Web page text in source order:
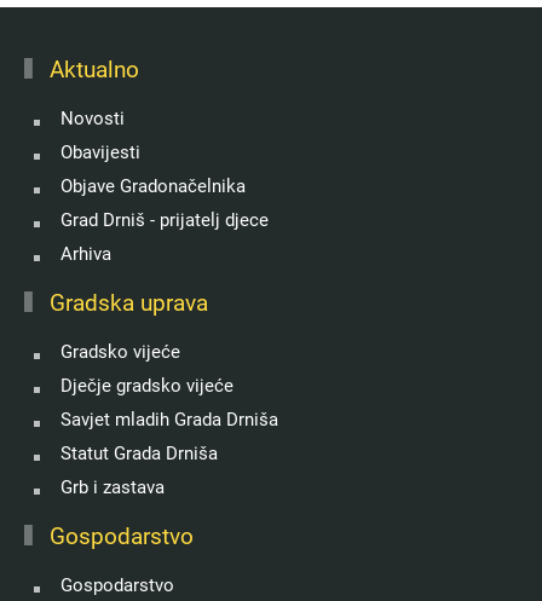
Aktualno
Novosti
Obavijesti
Objave Gradonačelnika
Grad Drniš - prijatelj djece
Arhiva
Gradska uprava
Gradsko vijeće
Dječje gradsko vijeće
Savjet mladih Grada Drniša
Statut Grada Drniša
Grb i zastava
Gospodarstvo
Gospodarstvo